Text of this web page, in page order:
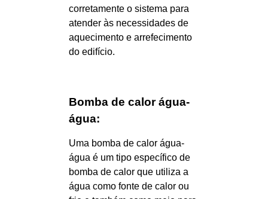
corretamente o sistema para
atender às necessidades de
aquecimento e arrefecimento
do edifício.
Bomba de calor água-
água:
Uma bomba de calor água-
água é um tipo específico de
bomba de calor que utiliza a
água como fonte de calor ou